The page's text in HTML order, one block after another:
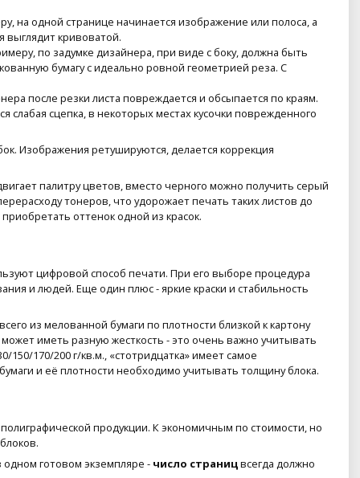
на одной странице начинается изображение или полоса, а
выглядит кривоватой.
по задумке дизайнера, при виде с боку, должна быть
бумагу с идеально ровной геометрией реза. С
после резки листа повреждается и обсыпается по краям.
слабая сцепка, в некоторых местах кусочки поврежденного
Изображения ретушируются, делается коррекция
палитру цветов, вместо черного можно получить серый
тонеров, что удорожает печать таких листов до
оттенок одной из красок.
цифровой способ печати. При его выборе процедура
и людей. Еще один плюс - яркие краски и стабильность
из мелованной бумаги по плотности близкой к картону
иметь разную жесткость - это очень важно учитывать
150/170/200 г/кв.м., «стотридцатка» имеет самое
и её плотности необходимо учитывать толщину блока.
продукции. К экономичным по стоимости, но
готовом экземпляре - число страницвсегда должно